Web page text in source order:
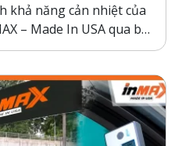
khả năng cản nhiệt của
– Made In USA qua bài
đầy thuyết phục.
chế giữ nhiệt trên